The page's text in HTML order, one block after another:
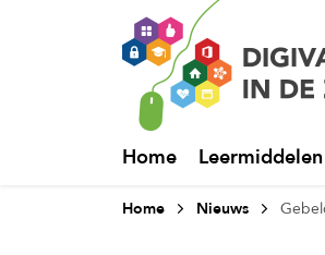
Home Leermiddelen
Home Nieuws